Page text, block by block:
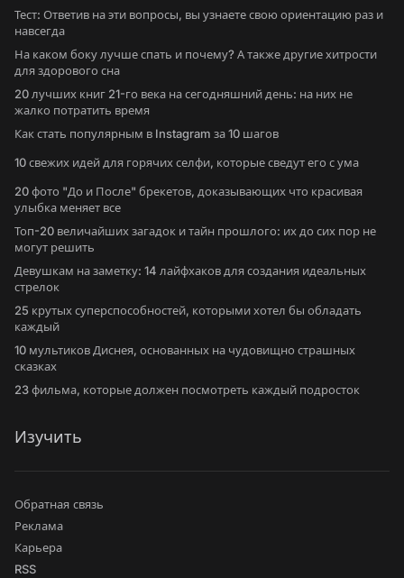
Тест: Ответив на эти вопросы, вы узнаете свою ориентацию раз и
навсегда
На каком боку лучше спать и почему? А также другие хитрости
для здорового сна
20 лучших книг 21-го века на сегодняшний день: на них не
жалко потратить время
Как стать популярным в Instagram за 10 шагов
10 свежих идей для горячих селфи, которые сведут его с ума
20 фото "До и После" брекетов, доказывающих что красивая
улыбка меняет все
Топ-20 величайших загадок и тайн прошлого: их до сих пор не
могут решить
Девушкам на заметку: 14 лайфхаков для создания идеальных
стрелок
25 крутых суперспособностей, которыми хотел бы обладать
каждый
10 мультиков Диснея, основанных на чудовищно страшных
сказках
23 фильма, которые должен посмотреть каждый подросток
Изучить
Обратная связь
Реклама
Карьера
RSS